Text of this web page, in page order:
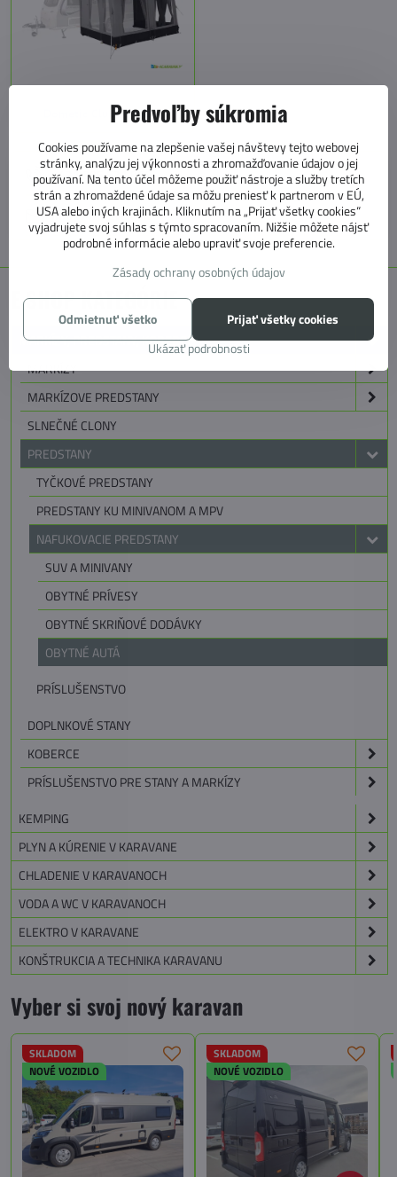
Dometic Club AIR Tour
+421 905 531 966
info@4caravan.sk
E SHOP KATEGÓRIE
MARKÍZY, PREDSTANY, KOBERCE
MARKÍZY
MARKÍZOVE PREDSTANY
SLNEČNÉ CLONY
PREDSTANY
TYČKOVÉ PREDSTANY
PREDSTANY KU MINIVANOM A MPV
NAFUKOVACIE PREDSTANY
SUV A MINIVANY
OBYTNÉ PRÍVESY
OBYTNÉ SKRIŇOVÉ DODÁVKY
OBYTNÉ AUTÁ
PRÍSLUŠENSTVO
DOPLNKOVÉ STANY
KOBERCE
PRÍSLUŠENSTVO PRE STANY A MARKÍZY
KEMPING
PLYN A KÚRENIE V KARAVANE
CHLADENIE V KARAVANOCH
VODA A WC V KARAVANOCH
ELEKTRO V KARAVANE
KONŠTRUKCIA A TECHNIKA KARAVANU
Vyber si svoj nový karavan
SKLADOM
NOVÉ VOZIDLO
SKLADOM
NOVÉ VOZIDLO
Predvoľby súkromia
Cookies používame na zlepšenie vašej návštevy tejto webovej
stránky, analýzu jej výkonnosti a zhromažďovanie údajov o jej
používaní. Na tento účel môžeme použiť nástroje a služby tretích
strán a zhromaždené údaje sa môžu preniesť k partnerom v EÚ,
USA alebo iných krajinách. Kliknutím na „Prijať všetky cookies“
vyjadrujete svoj súhlas s týmto spracovaním. Nižšie môžete nájsť
podrobné informácie alebo upraviť svoje preferencie.
Zásady ochrany osobných údajov
Ukázať podrobnosti
Prijať všetky cookies
Odmietnuť všetko